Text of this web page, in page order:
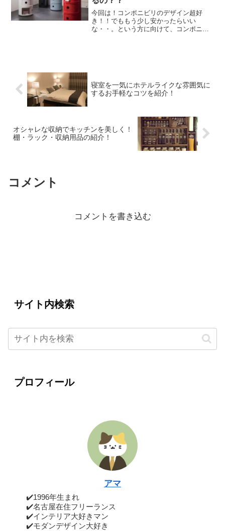
今回は！コンポニビリのデザイン超好
き！！でももう少し安かったらいい
な・・。という方に向けて、コンポニビ
寝室を一気にホテルライクな雰囲気に
するお手軽なコツを紹介！
オシャレな収納でキッチンを美しく！
棚・ラック・収納用品の紹介！
コメント
コメントを書き込む
サイト内検索
プロフィール
アマ
✔️1996年生まれ
✔️名古屋在住フリーランス
✔️インテリア大好きマン
✔️モダンデザイン大好き